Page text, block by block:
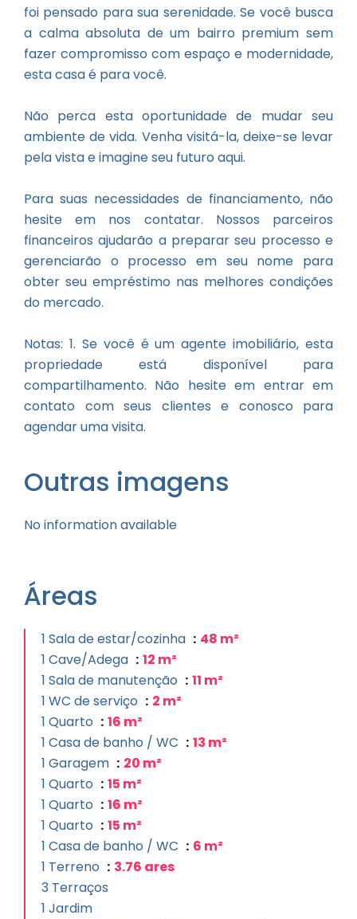
foi pensado para sua serenidade. Se você busca
a calma absoluta de um bairro premium sem
fazer compromisso com espaço e modernidade,
esta casa é para você.
Não perca esta oportunidade de mudar seu
ambiente de vida. Venha visitá-la, deixe-se levar
pela vista e imagine seu futuro aqui.
Para suas necessidades de financiamento, não
hesite em nos contatar. Nossos parceiros
financeiros ajudarão a preparar seu processo e
gerenciarão o processo em seu nome para
obter seu empréstimo nas melhores condições
do mercado.
Notas: 1. Se você é um agente imobiliário, esta
propriedade está disponível para
compartilhamento. Não hesite em entrar em
contato com seus clientes e conosco para
agendar uma visita.
Outras imagens
No information available
Áreas
1 Sala de estar/cozinha
48 m²
1 Cave/Adega
12 m²
1 Sala de manutenção
11 m²
1 WC de serviço
2 m²
1 Quarto
16 m²
1 Casa de banho / WC
13 m²
1 Garagem
20 m²
1 Quarto
15 m²
1 Quarto
16 m²
1 Quarto
15 m²
1 Casa de banho / WC
6 m²
1 Terreno
3.76 ares
3 Terraços
1 Jardim